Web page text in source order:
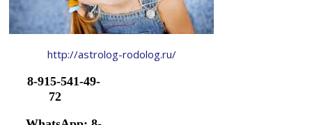
http://astrolog-rodolog.ru/
8-915-541-49-
72